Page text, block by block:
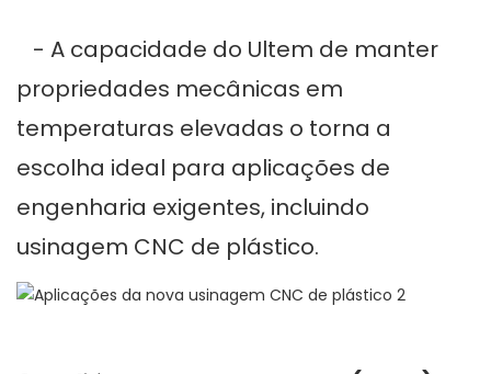
- A capacidade do Ultem de manter
propriedades mecânicas em
temperaturas elevadas o torna a
escolha ideal para aplicações de
engenharia exigentes, incluindo
usinagem CNC de plástico.